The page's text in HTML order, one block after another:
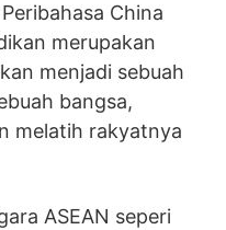
China
merupakan
menjadi sebuah
bangsa,
melatih rakyatnya
ASEAN seperi